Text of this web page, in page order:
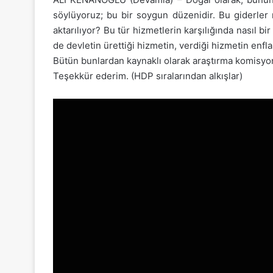
söylüyoruz; bu bir soygun düzenidir. Bu
aktarılıyor? Bu tür hizmetlerin karşılığında nasıl
de devletin ürettiği hizmetin, verdiği hizmetin
Bütün bunlardan kaynaklı olarak araştırma
Teşekkür ederim. (HDP sıralarından alkışlar)